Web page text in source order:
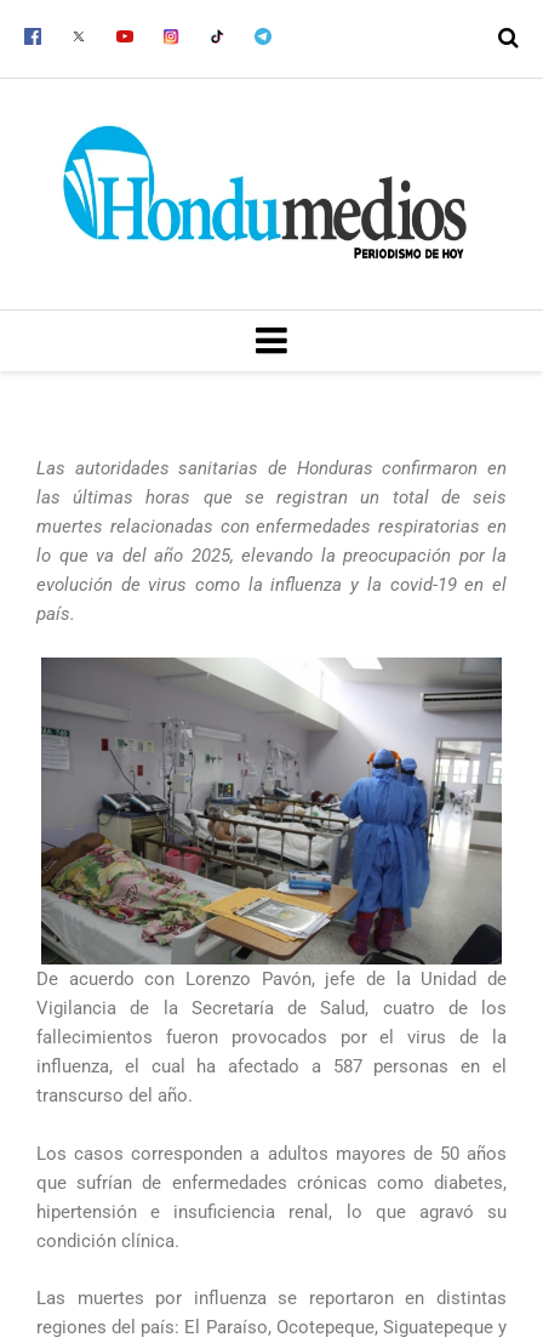
MENU
Las autoridades sanitarias de Honduras confirmaron en
las últimas horas que se registran un total de seis
muertes relacionadas con enfermedades respiratorias en
lo que va del año 2025, elevando la preocupación por la
evolución de virus como la influenza y la covid-19 en el
país.
De acuerdo con Lorenzo Pavón, jefe de la Unidad de
Vigilancia de la Secretaría de Salud, cuatro de los
fallecimientos fueron provocados por el virus de la
influenza, el cual ha afectado a 587 personas en el
transcurso del año.
Los casos corresponden a adultos mayores de 50 años
que sufrían de enfermedades crónicas como diabetes,
hipertensión e insuficiencia renal, lo que agravó su
condición clínica.
Las muertes por influenza se reportaron en distintas
regiones del país: El Paraíso, Ocotepeque, Siguatepeque y